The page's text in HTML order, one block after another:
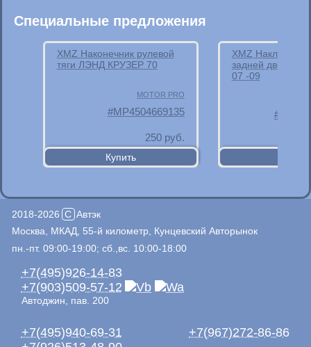
Специальные предложения
XMZ Наконечник рулевой
тяги ЛЭНД КРУЗЕР 70
MOTOR PRO
MP4504669135
250 руб.
XMZ Накладка
задней двери
07 -09
2018-2026 C Автэк
Москва, МКАД, 55-й километр, Кунцевский Авторынок
пн.-пт. 09:00-19:00; сб.,вс. 10:00-18:00
+7(495)926-14-83
+7(903)509-57-12
Автоджин, пав. 200
+7(495)940-69-31
+7(967)272-86-86